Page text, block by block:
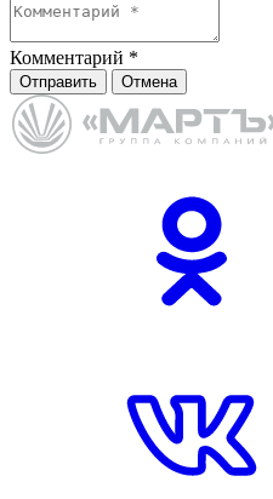
Комментарий *
Отправить Отмена